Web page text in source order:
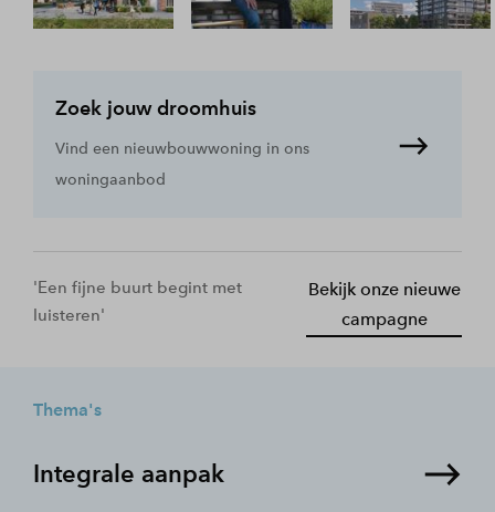
Zoek jouw droomhuis
Vind een nieuwbouwwoning in ons
woningaanbod
'Een fijne buurt begint met
luisteren'
Bekijk onze nieuwe
campagne
Thema's
Integrale aanpak